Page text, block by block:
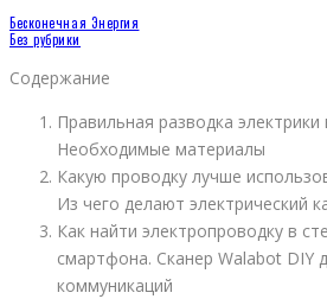
Бесконечная Энергия
Без рубрики
Содержание
Правильная разводка электрики
Необходимые материалы
Какую проводку лучше
Из чего делают электрический
Как найти электропроводку в
смартфона. Сканер Walabot DIY
коммуникаций